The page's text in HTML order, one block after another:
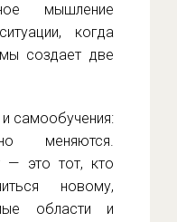
мышление
когда
создает две
самообучения:
меняются.
— это тот, кто
новому,
области и